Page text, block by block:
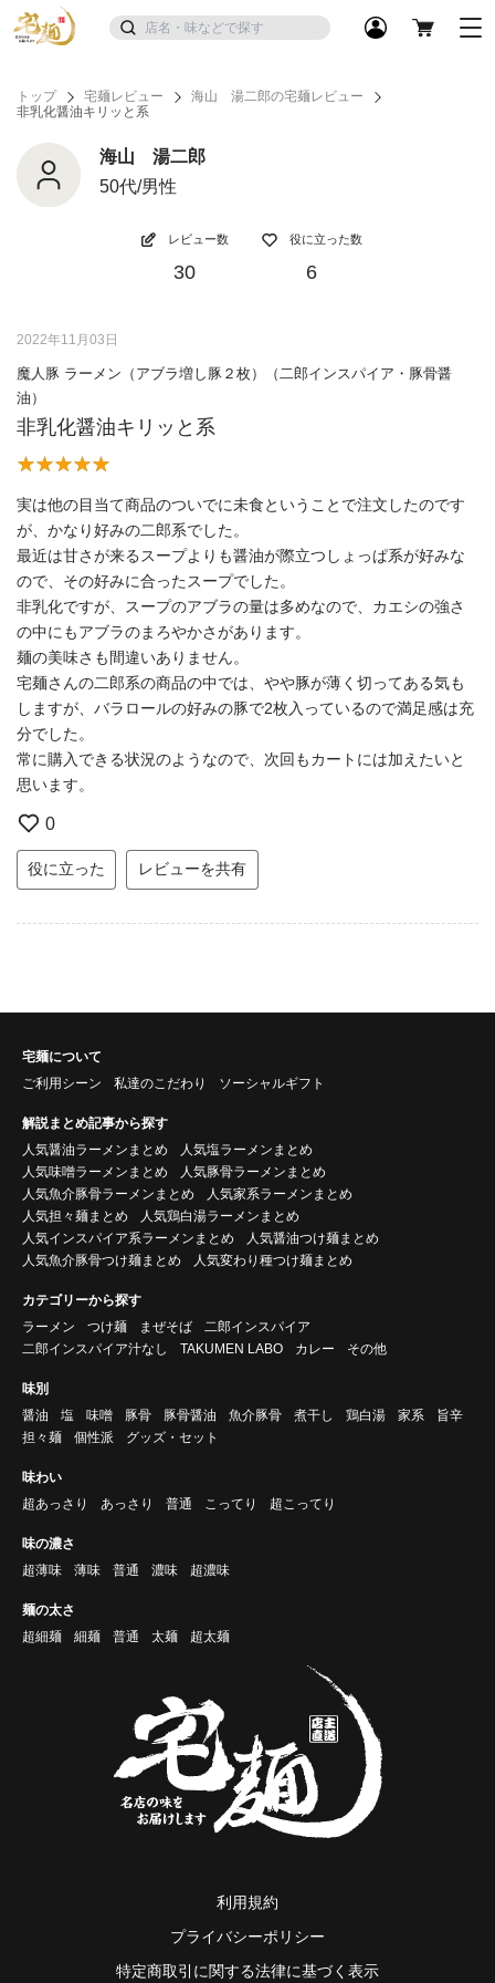
トップ 宅麺レビュー
海山 湯二郎の宅麺レビュー
非乳化醤油キリッと系
海山 湯二郎
50代/男性
レビュー数
30
役に立った数
6
2022年11月03日
魔人豚 ラーメン（アブラ増し豚２枚）（二郎インスパイア・豚骨醤
油）
非乳化醤油キリッと系
実は他の目当て商品のついでに未食ということで注文したのです
が、かなり好みの二郎系でした。
最近は甘さが来るスープよりも醤油が際立つしょっぱ系が好みな
ので、その好みに合ったスープでした。
非乳化ですが、スープのアブラの量は多めなので、カエシの強さ
の中にもアブラのまろやかさがあります。
麺の美味さも間違いありません。
宅麺さんの二郎系の商品の中では、やや豚が薄く切ってある気も
しますが、バラロールの好みの豚で2枚入っているので満足感は充
分でした。
常に購入できる状況のようなので、次回もカートには加えたいと
思います。
0
役に立った レビューを共有
宅麺について
ご利用シーン
私達のこだわり ソーシャルギフト
解説まとめ記事から探す
人気醤油ラーメンまとめ
人気塩ラーメンまとめ
人気味噌ラーメンまとめ
人気豚骨ラーメンまとめ
人気魚介豚骨ラーメンまとめ
人気家系ラーメンまとめ
人気担々麺まとめ
人気鶏白湯ラーメンまとめ
人気インスパイア系ラーメンまとめ
人気醤油つけ麺まとめ
人気魚介豚骨つけ麺まとめ
人気変わり種つけ麺まとめ
カテゴリーから探す
ラーメン
つけ麺 まぜそば
二郎インスパイア
二郎インスパイア汁なし
TAKUMEN LABO カレー その他
味別
醤油
塩 味噌 豚骨 豚骨醤油 魚介豚骨 煮干し 鶏白湯 家系
旨辛
担々麺
個性派 グッズ・セット
味わい
超あっさり
あっさり 普通 こってり 超こってり
味の濃さ
超薄味
薄味 普通 濃味 超濃味
麺の太さ
超細麺
細麺 普通 太麺 超太麺
利用規約
プライバシーポリシー
特定商取引に関する法律に基づく表示